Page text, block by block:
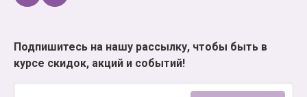
Подпишитесь на нашу рассылку, чтобы быть в
курсе скидок, акций и событий!